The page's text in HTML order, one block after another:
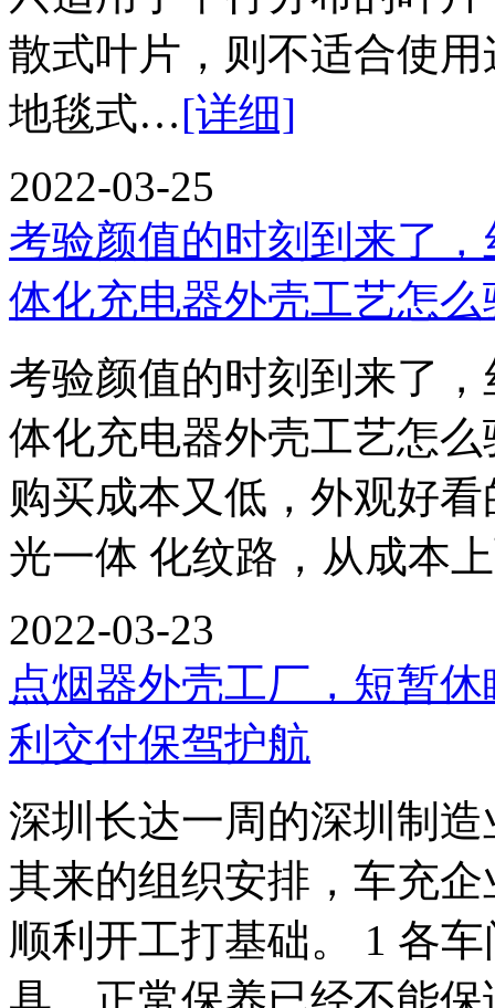
散式叶片，则不适合使
地毯式…[详细]
2022-03-25
考验颜值的时刻到来了
体化充电器外壳工艺怎么
考验颜值的时刻到来了
体化充电器外壳工艺怎
购买成本又低，外观好
光一体 化纹路，从成本
2022-03-23
点烟器外壳工厂，短暂
利交付保驾护航
深圳长达一周的深圳制
其来的组织安排，车充
顺利开工打基础。 1 各